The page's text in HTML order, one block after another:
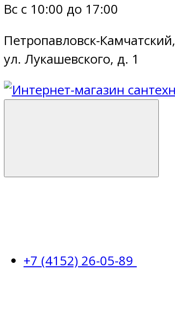
Вс с 10:00 до 17:00
Петропавловск-Камчатский,
ул. Лукашевского, д. 1
+7 (4152) 26-05-89